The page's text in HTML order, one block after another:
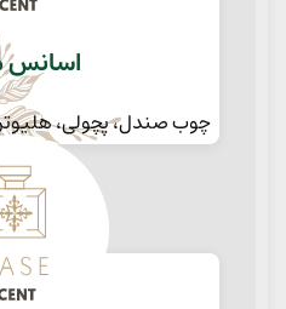
اسانس
چوب صندل، پچولی،